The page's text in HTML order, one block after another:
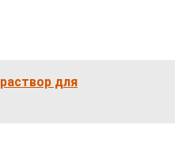
для